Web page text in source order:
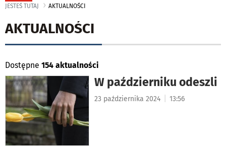
JESTEŚ TUTAJ AKTUALNOŚCI
AKTUALNOŚCI
Dostępne 154 aktualności
W październiku odeszli
23 października 2024 13:56